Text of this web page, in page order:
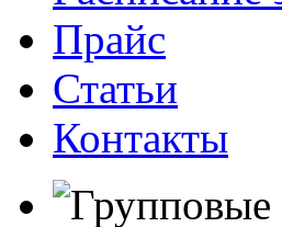
Прайс
Статьи
Контакты